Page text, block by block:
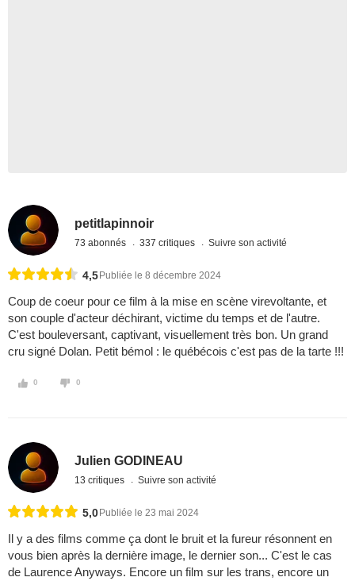
petitlapinnoir
73 abonnés 337 critiques Suivre son activité
4,5 Publiée le 8 décembre 2024
Coup de coeur pour ce film à la mise en scène virevoltante, et
son couple d'acteur déchirant, victime du temps et de l'autre.
C'est bouleversant, captivant, visuellement très bon. Un grand
cru signé Dolan. Petit bémol : le québécois c'est pas de la tarte !!!
0 0
Julien GODINEAU
13 critiques Suivre son activité
5,0 Publiée le 23 mai 2024
Il y a des films comme ça dont le bruit et la fureur résonnent en
vous bien après la dernière image, le dernier son... C'est le cas
de Laurence Anyways. Encore un film sur les trans, encore un